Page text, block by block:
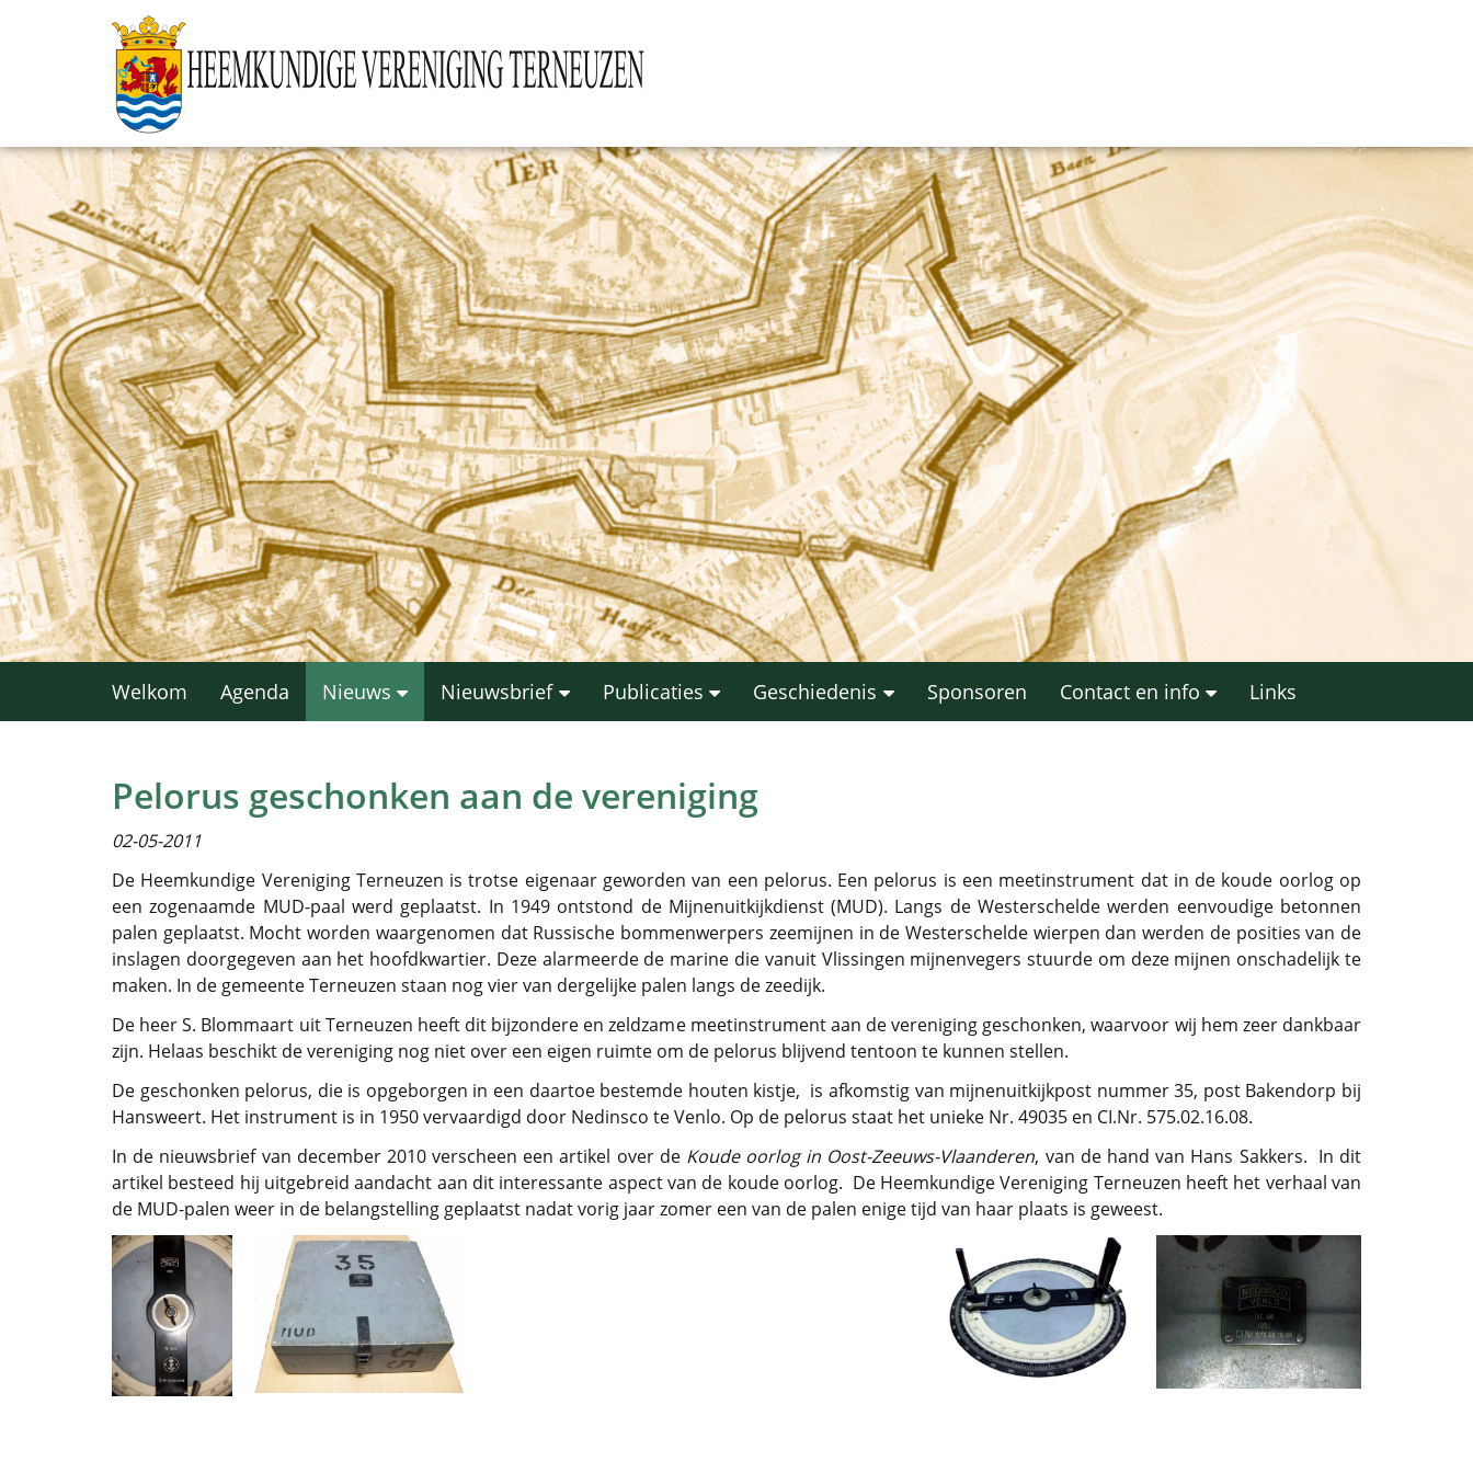
Welkom Agenda Nieuws Nieuwsbrief Publicaties Geschiedenis Sponsoren Contact en info Links
Pelorus geschonken aan de vereniging
02-05-2011
De Heemkundige Vereniging Terneuzen is trotse eigenaar geworden van een pelorus. Een pelorus is een meetinstrument dat in de koude oorlog op
een zogenaamde MUD-paal werd geplaatst. In 1949 ontstond de Mijnenuitkijkdienst (MUD). Langs de Westerschelde werden eenvoudige betonnen
palen geplaatst. Mocht worden waargenomen dat Russische bommenwerpers zeemijnen in de Westerschelde wierpen dan werden de posities van de
inslagen doorgegeven aan het hoofdkwartier. Deze alarmeerde de marine die vanuit Vlissingen mijnenvegers stuurde om deze mijnen onschadelijk te
maken. In de gemeente Terneuzen staan nog vier van dergelijke palen langs de zeedijk.
De heer S. Blommaart uit Terneuzen heeft dit bijzondere en zeldzame meetinstrument aan de vereniging geschonken, waarvoor wij hem zeer dankbaar
zijn. Helaas beschikt de vereniging nog niet over een eigen ruimte om de pelorus blijvend tentoon te kunnen stellen.
De geschonken pelorus, die is opgeborgen in een daartoe bestemde houten kistje, is afkomstig van mijnenuitkijkpost nummer 35, post Bakendorp bij
Hansweert. Het instrument is in 1950 vervaardigd door Nedinsco te Venlo. Op de pelorus staat het unieke Nr. 49035 en CI.Nr. 575.02.16.08.
In de nieuwsbrief van december 2010 verscheen een artikel over de Koude oorlog in Oost-Zeeuws-Vlaanderen, van de hand van Hans Sakkers. In dit
artikel besteed hij uitgebreid aandacht aan dit interessante aspect van de koude oorlog. De Heemkundige Vereniging Terneuzen heeft het verhaal van
de MUD-palen weer in de belangstelling geplaatst nadat vorig jaar zomer een van de palen enige tijd van haar plaats is geweest.